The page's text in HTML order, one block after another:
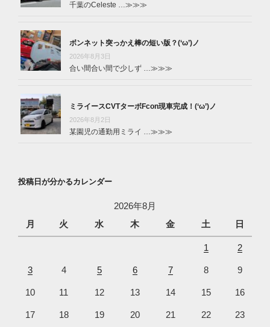
千葉のCeleste …≫≫≫
ボンネット突っかえ棒の短い版？(‘ω’)ノ
2026年8月3日
合い間合い間で少しず …≫≫≫
ミライースCVTターボFcon現車完成！(‘ω’)ノ
2026年8月2日
某園児の通勤用ミライ …≫≫≫
投稿日が分かるカレンダー
2026年8月
月
火 水 木 金 土 日
1 2
3 4 5 6 7 8 9
10 11 12 13 14 15 16
17 18 19 20 21 22 23